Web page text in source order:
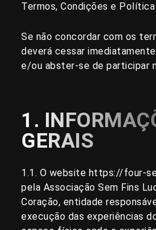
Termos, Condições e
Se não concordar com os
deverá cessar
e/ou abster-se de participar
1.
GERAIS
1.1. O website https://four-
pela Associação Sem Fins
Coração, entidade
execução das experiências